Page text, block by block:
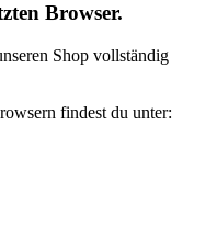
Browser.
Shop vollständig
findest du unter: